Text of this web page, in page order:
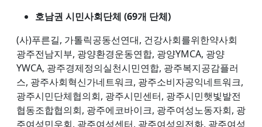
호남권 시민사회단체 (69개 단체)
(사)푸른길, 가톨릭공동선연대, 건강사회를위한약사회
광주전남지부, 광양환경운동연합, 광양YMCA, 광양
YWCA, 광주경제정의실천시민연합, 광주복지공감플러
스, 광주사회혁신가네트워크, 광주소비자공익네트워크,
광주시민단체협의회, 광주시민센터, 광주시민햇빛발전
협동조합협의회, 광주에코바이크, 광주여성노동자회, 광
주여성민우회, 광주여성센터, 광주여성의전화, 광주여성